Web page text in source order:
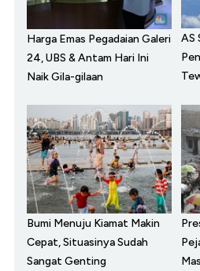
Harga Emas Pegadaian Galeri
24, UBS & Antam Hari Ini
Naik Gila-gilaan
AS
Bumi Menuju Kiamat Makin
Cepat, Situasinya Sudah
Sangat Genting